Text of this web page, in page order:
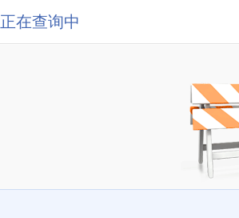
正在查询中